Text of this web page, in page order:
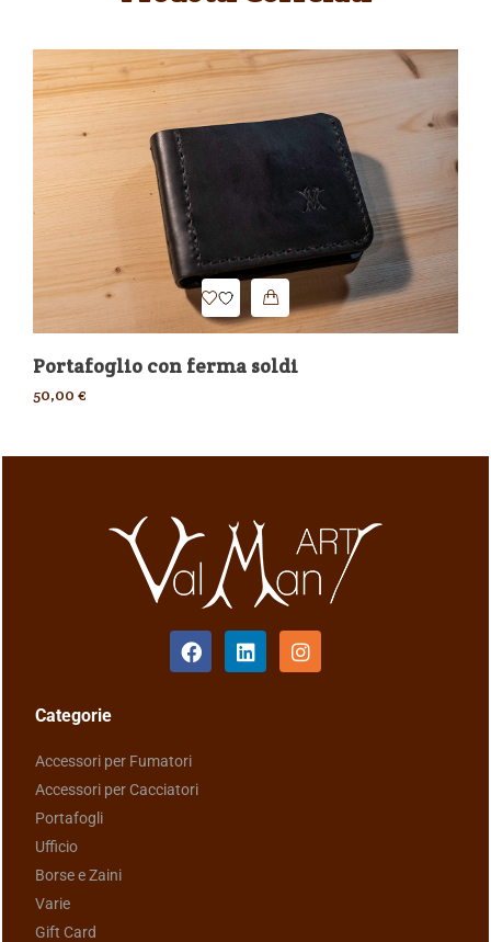
Portafoglio con ferma soldi
50,00 €
Categorie
Accessori per Fumatori
Accessori per Cacciatori
Portafogli
Ufficio
Borse e Zaini
Varie
Gift Card